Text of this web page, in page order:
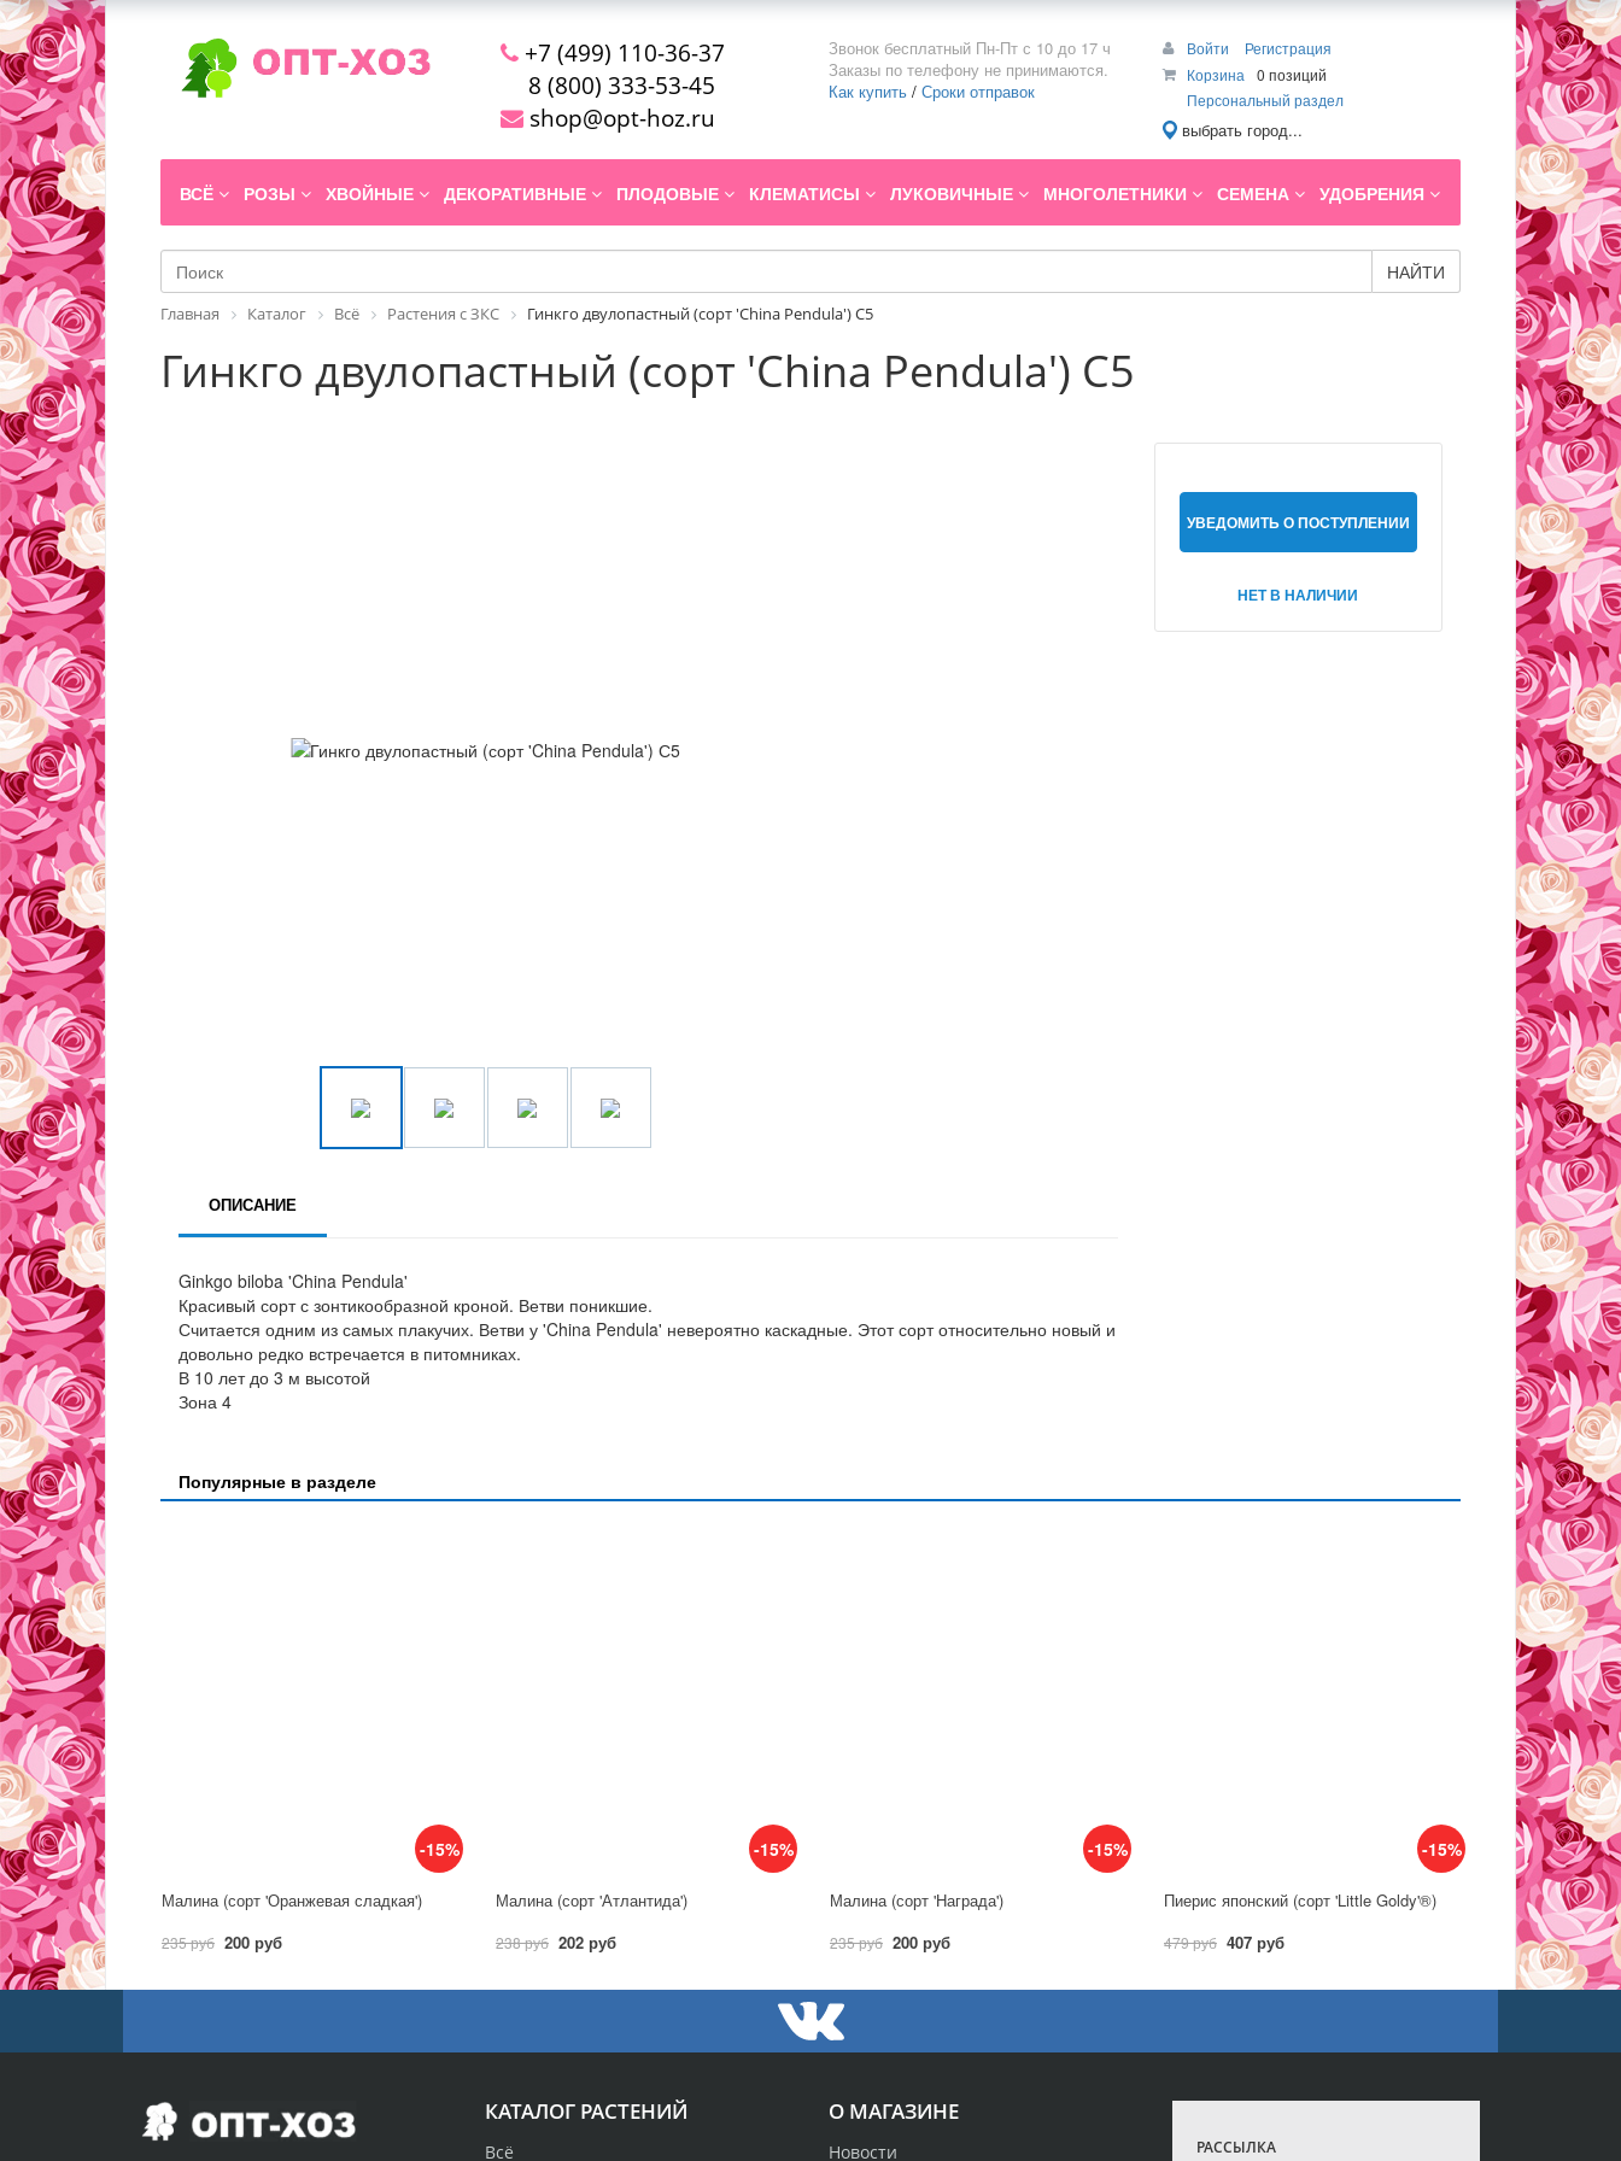
+7 (499) 110-36-37
8 (800) 333-53-45
shop@opt-hoz.ru
Звонок бесплатный Пн-Пт с 10 до 17 ч
Заказы по телефону не принимаются.
Как купить / Сроки отправок
Войти
Регистрация
Корзина
0 позиций
Персональный раздел
выбрать город...
ВСЁ РОЗЫ ХВОЙНЫЕ ДЕКОРАТИВНЫЕ ПЛОДОВЫЕ КЛЕМАТИСЫ ЛУКОВИЧНЫЕ МНОГОЛЕТНИКИ СЕМЕНА УДОБРЕНИЯ
НАЙТИ
Главная Каталог Всё Растения с ЗКС Гинкго двулопастный (сорт 'China Pendula') С5
Гинкго двулопастный (сорт 'China Pendula') С5
УВЕДОМИТЬ О ПОСТУПЛЕНИИ
НЕТ В НАЛИЧИИ
ОПИСАНИЕ
Ginkgo biloba 'China Pendula'
Красивый сорт с зонтикообразной кроной. Ветви поникшие.
Считается одним из самых плакучих. Ветви у 'China Pendula' невероятно каскадные. Этот сорт относительно новый и
довольно редко встречается в питомниках.
В 10 лет до 3 м высотой
Зона 4
Популярные в разделе
-15%
Малина (сорт 'Оранжевая сладкая')
235 руб 200 руб
-15%
Малина (сорт 'Атлантида')
238 руб 202 руб
-15%
Малина (сорт 'Награда')
235 руб 200 руб
-15%
Пиерис японский (сорт 'Little Goldy'®)
479 руб 407 руб
О МАГАЗИНЕ
Новости
КАТАЛОГ РАСТЕНИЙ
Всё РАССЫЛКА